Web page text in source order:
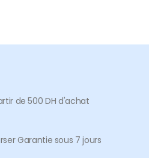
de 500 DH d'achat
Garantie sous 7 jours